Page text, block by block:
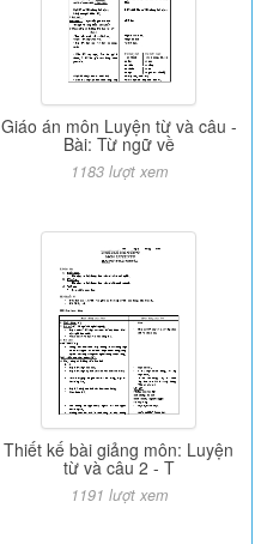
Giáo án môn Luyện từ và câu -
Bài: Từ ngữ về
1183 lượt xem
Thiết kế bài giảng môn: Luyện
từ và câu 2 - T
1191 lượt xem